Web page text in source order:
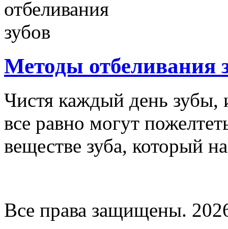
Методы отбеливания
Чистя каждый день зубы,
все равно могут
веществе зуба, который
Все права защищены.